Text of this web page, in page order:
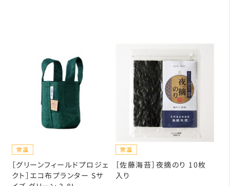
［グリーンフィールドプロジェ
クト］エコ布プランター Sサ
［佐藤海苔］夜摘のり 10枚
入り